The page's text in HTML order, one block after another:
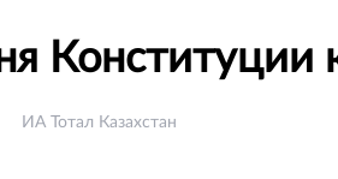
Конституции
ИА Тотал Казахстан